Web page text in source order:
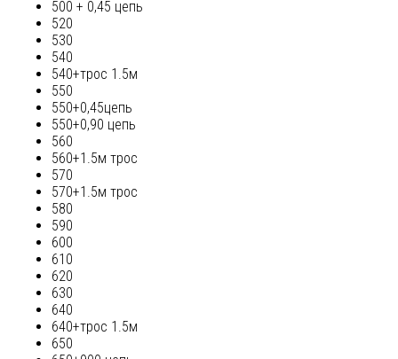
500 + 0,45 цепь
520
530
540
540+трос 1.5м
550
550+0,45цепь
550+0,90 цепь
560
560+1.5м трос
570
570+1.5м трос
580
590
600
610
620
630
640
640+трос 1.5м
650